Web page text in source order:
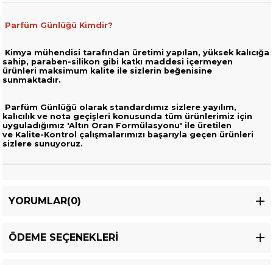
Parfüm Günlüğü Kimdir?
Kimya mühendisi tarafından üretimi yapılan, yüksek kalıcığa
sahip, paraben-silikon gibi katkı maddesi içermeyen
ürünleri maksimum kalite ile sizlerin beğenisine
sunmaktadır.
Parfüm Günlüğü olarak standardımız sizlere yayılım,
kalıcılık ve nota geçişleri konusunda tüm ürünlerimiz için
uyguladığımız 'Altın Oran Formülasyonu' ile üretilen
ve Kalite-Kontrol çalışmalarımızı başarıyla geçen ürünleri
sizlere sunuyoruz.
YORUMLAR(0)
ÖDEME SEÇENEKLERI